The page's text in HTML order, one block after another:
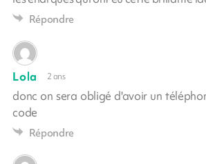
Répondre
Lola 2 ans
donc on sera obligé d'avoir un
code
Répondre